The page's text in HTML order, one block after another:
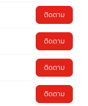
ติดตาม
ติดตาม
ติดตาม
ติดตาม